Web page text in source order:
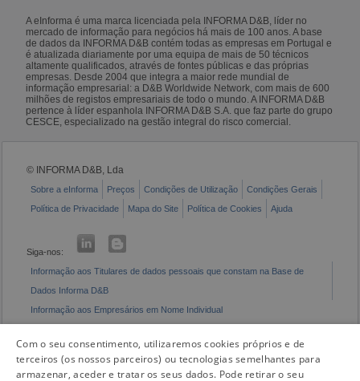
A eInforma é uma marca licenciada pela INFORMA D&B, líder no
mercado de informação para negócios há mais de 100 anos. A base
de dados da INFORMA D&B contém todas as empresas em Portugal e
é atualizada diariamente por uma equipa de mais de 50 técnicos
altamente qualificados, através de fontes públicas e das próprias
empresas. Desde 2004 que integra a maior rede mundial de
informação empresarial: a D&B Worldwide Network, com mais de 600
milhões de registos empresariais de todo o mundo. A INFORMA D&B
pertence à líder espanhola INFORMA D&B S.A. que faz parte do grupo
CESCE, especializado na gestão integral do risco comercial.
© INFORMA D&B, Lda
Sobre a eInforma Preços Condições de Utilização
Condições Gerais
Política de Privacidade
Mapa do Site Política de Cookies Ajuda
Siga-nos:
Informação aos Titulares de dados pessoais que constam na Base de
Dados Informa D&B
Informação aos Empresários em Nome Individual
Com o seu consentimento, utilizaremos cookies próprios e de
terceiros (os nossos parceiros) ou tecnologias semelhantes para
armazenar, aceder e tratar os seus dados. Pode retirar o seu